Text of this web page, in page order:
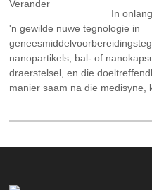
In
'n gewilde nuwe tegnologie in
nanopartikels, bal- of
draerstelsel, en die
manier saam na die medisyne,